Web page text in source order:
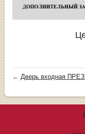
←Дверь входная